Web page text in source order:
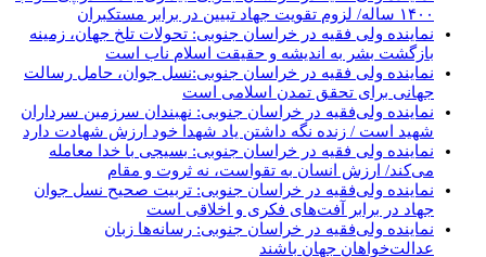
۱۴۰۰ ساله/ لزوم تقویت جهاد تبیین در برابر مستکبران
نماینده ولی فقیه در خراسان جنوبی: تحولات تلخ جهان، زمینه
بازگشت بشر به اندیشه و حقیقت اسلام ناب است
نماینده ولی فقیه در خراسان جنوبی:نسل جوان، حامل رسالت
جهانی برای تحقق تمدن اسلامی است
نماینده ولی‌فقیه در خراسان جنوبی: نهبندان سرزمین سرداران
شهید است / زنده نگه داشتن یاد شهدا خود ارزش شهادت دارد
نماینده ولی فقیه در خراسان جنوبی: بسیجی با خدا معامله
می‌کند/ ارزش انسان به تقواست، نه ثروت و مقام
نماینده ولی‌فقیه در خراسان جنوبی: تربیت صحیح نسل جوان
جهاد در برابر آفت‌های فکری و اخلاقی است
نماینده ولی‌فقیه در خراسان جنوبی: رسانه‌ها زبان
عدالت‌خواهان جهان باشند